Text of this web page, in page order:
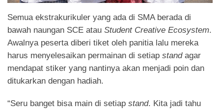
Semua ekstrakurikuler yang ada di SMA berada di
bawah naungan SCE atau Student Creative Ecosystem.
Awalnya peserta diberi tiket oleh panitia lalu mereka
harus menyelesaikan permainan di setiap standagar
mendapat stiker yang nantinya akan menjadi poin dan
ditukarkan dengan hadiah.
“Seru banget bisa main di setiap stand. Kita jadi tahu